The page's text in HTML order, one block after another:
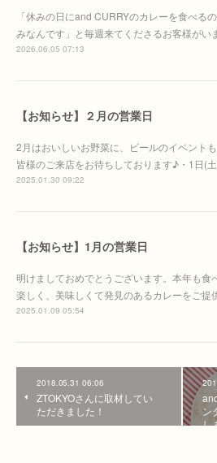
「休みの日にand CURRYのカレーを食べる
みなんです」と毎週来てくださるお客様がい
2026.06.05 07:13
【お知らせ】２月の営業日
2月はおいしいお野菜に、ビールのイベント
皆様のご来店をお待ちしております♪・1日(
2025.01.30 09:22
【お知らせ】1月の営業日
明けましておめでとうございます。本年も食
楽しく、美味しくて発見のあるカレーをご提
2025.01.09 05:54
2018.05.31 06:06
ZTOKYOさんに取材してい
ただきました！
ン
し